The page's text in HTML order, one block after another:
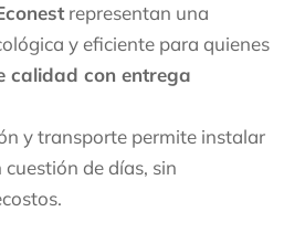
representan una
y eficiente para quienes
calidad con entrega
y transporte permite instalar
de días, sin